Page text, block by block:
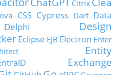
Citrix
CSS Cypress Dart Data
Delphi
Design
Eclipse EJB Electron Enter
Entity
Exchange